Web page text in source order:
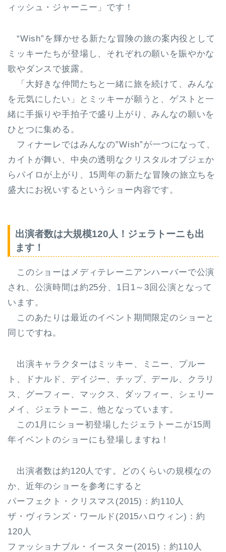
ィッシュ・ジャーニー」です！
“Wish”を輝かせる新たな冒険の旅の案内役として
ミッキーたちが登場し、それぞれの願いを賑やかな
歌やダンスで披露。
「大好きな仲間たちと一緒に旅を続けて、みんな
を元気にしたい」とミッキーが願うと、ゲストと一
緒に手振りや手拍子で盛り上がり、みんなの願いを
ひとつに集める。
フィナーレではみんなの”Wish”が一つになって、
カイトが舞い、中央の透明なクリスタルオブジェか
らパイロが上がり、15周年の新たな冒険の旅立ちを
盛大にお祝いするというショー内容です。
出演者数は大規模120人！ジェラトーニも出
ます！
このショーはメディテレーニアンハーバーで公演
され、公演時間は約25分 、 1日1～3回公演 となって
います。
このあたりは最近のイベント期間限定のショーと
同じですね。
出演キャラクターはミッキー、ミニー、プルー
ト、ドナルド、デイジー、チップ、デール、クラリ
ス、グーフィー、マックス、ダッフィー、シェリー
メイ、ジェラトーニ、他となっています。
この1月にショー初登場した ジェラトーニが15周
年イベントのショーにも登場 しますね！
出演者数は約120人 です。どのくらいの規模なの
か、近年のショーを参考にすると
パーフェクト・クリスマス(2015)：約110人
ザ・ヴィランズ・ワールド(2015ハロウィン)：約
120人
ファッショナブル・イースター(2015)：約110人